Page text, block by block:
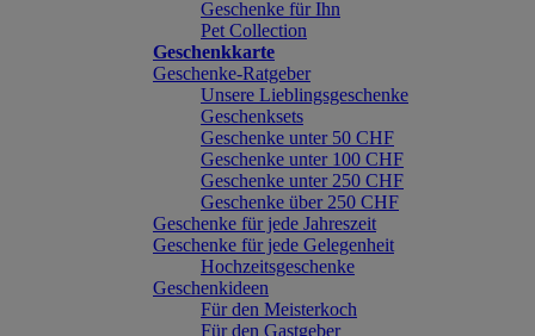
Geschenke für Ihn
Pet Collection
Geschenkkarte
Geschenke-Ratgeber
Unsere Lieblingsgeschenke
Geschenksets
Geschenke unter 50 CHF
Geschenke unter 100 CHF
Geschenke unter 250 CHF
Geschenke über 250 CHF
Geschenke für jede Jahreszeit
Geschenke für jede Gelegenheit
Hochzeitsgeschenke
Geschenkideen
Für den Meisterkoch
Für den Gastgeber